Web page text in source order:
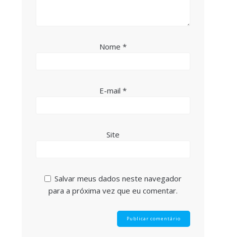
Nome *
E-mail *
Site
Salvar meus dados neste navegador
para a próxima vez que eu comentar.